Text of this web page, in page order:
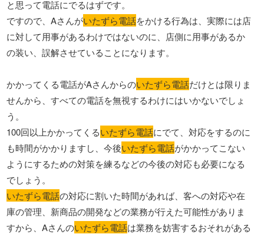
と思って電話にでるはずです。
ですので、Aさんがいたずら電話をかける行為は、実際には店
に対して用事があるわけではないのに、店側に用事があるか
の装い、誤解させていることになります。
かかってくる電話がAさんからのいたずら電話だけとは限りま
せんから、すべての電話を無視するわけにはいかないでしょ
う。
100回以上かかってくるいたずら電話にでて、対応をするのに
も時間がかかりますし、今後いたずら電話がかかってこない
ようにするための対策を練るなどの今後の対応も必要になる
でしょう。
いたずら電話の対応に割いた時間があれば、客への対応や在
庫の管理、新商品の開発などの業務が行えた可能性がありま
すから、Aさんのいたずら電話は業務を妨害するおそれがある